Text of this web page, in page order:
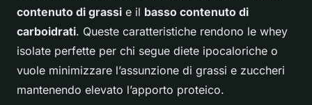
contenuto di grassi e il basso contenuto di
carboidrati. Queste caratteristiche rendono le whey
isolate perfette per chi segue diete ipocaloriche o
vuole minimizzare l’assunzione di grassi e zuccheri
mantenendo elevato l’apporto proteico.